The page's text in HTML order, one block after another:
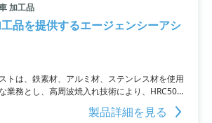
加工品
品を提供するエージェンシーアシ
トは、鉄素材、アルミ材、ステンレス材を使用
業務とし、高周波焼入れ技術により、HRC50～
り、高品質な製品を提供しています。さらに、
しており、複合旋盤加工品やスロッター、ホブ
製品詳細を見る